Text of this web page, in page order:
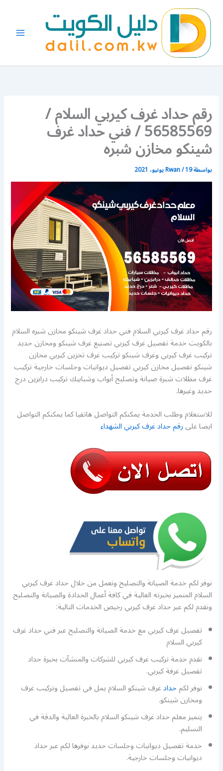
المحتوى
رقم حداد غرف كيربي السلام /
56585569 / فني حداد غرف
شينكو مخازن شبره
بواسطة Rwan/19 يونيو، 2021
رقم حداد غرف كيربي السلام فني حداد غرف شينكو مخازن شبره السلام
بالكويت خدمة تفصيل غرف كيربي تصنيع غرف شينكو ومخازن حديد
تركيب غرف كيربي وغرف شينكو تركيب غرف تخزين كيربي مخازن
شينكو تفصيل مخازن كيربي تفصيل ديوانيات وجلسات خارجية تركيب
غرف مظلات شبرة صيانة وتصليح أبواب وشبابيك تركيب درابزين درج
حديد وغيرها.
للاستعلام وطلب الخدمة يمكنكم التواصل هاتفيا كما يمكنكم التواصل
ايضا علىرقم حداد غرف كيربي الشهداء
نوفر لكم خدمة الصيانة والتصليح ونعمل من خلال حداد غرف كيربي
السلام المتميز بخبرته العالية في كافة أعمال الحدادة والصيانة والتصليح
ونقدم لكم عبر حداد غرف كيربي رخيص الخدمات التالية:
تفصيل غرف كيربي مع خدمة الصيانة والتصليح عبر فني حداد غرف
كيربي السلام
نقدم خدمة تركيب غرف كيربي للشركات والمنشآت بخبرة حداد
تفصيل غرفة كيربي.
نوفر لكمحدادغرف شينكو السلام يمل في تفصيل وتركيب غرف
ومخازن شينكو.
يتميز معلم حداد غرف شينكو السلام بالخبرة العالية والدقة في
التسليم.
خدمة تفصيل ديوانيات وجلسات حديد نوفرها لكم عبر حداد
ديوانيات وجلسات خارجية.